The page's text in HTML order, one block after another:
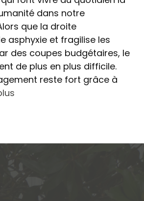
dans notre
que la droite
asphyxie et fragilise les
des coupes budgétaires, le
de plus en plus difficile.
reste fort grâce à